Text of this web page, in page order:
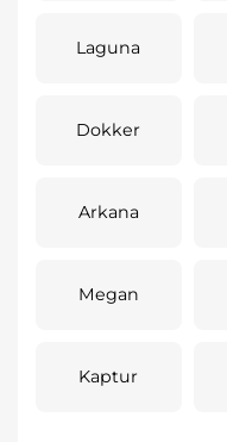
Laguna
Dokker
Arkana
Megan
Kaptur